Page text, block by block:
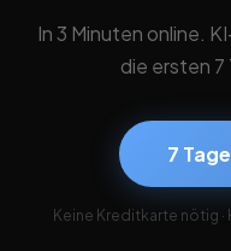
In 3 Minuten online.
die ersten
7
Keine Kreditkarte nötig ·